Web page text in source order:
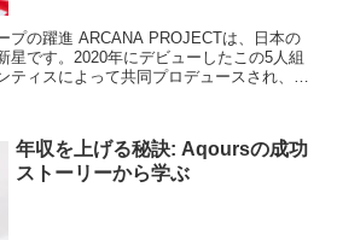
プの躍進 ARCANA PROJECTは、日本の
星です。2020年にデビューしたこの5人組
ティスによって共同プロデュースされ、ア
年収を上げる秘訣: Aqoursの成功
ストーリーから学ぶ